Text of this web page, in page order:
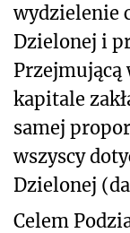
wydzielenie
Dzielonej i
Przejmującą
kapitale
samej
wszyscy
Dzielonej
Celem